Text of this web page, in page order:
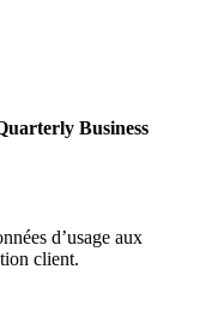
Business
d’usage aux
client.